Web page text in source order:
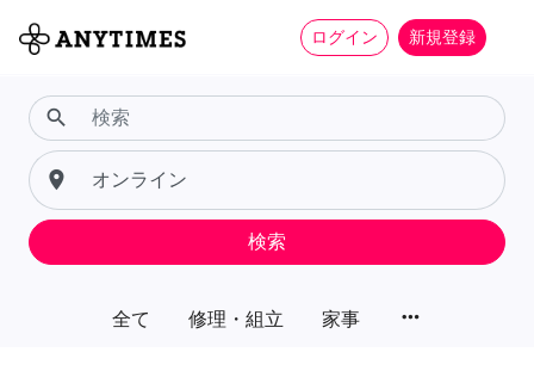
ログイン 新規登録
全て 修理・組立 家事 more_horiz
search
place
検索